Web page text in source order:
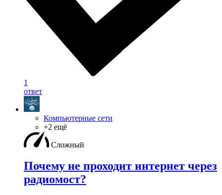
1
ответ
Компьютерные сети
+2 ещё
Сложный
Почему не проходит интернет через
радиомост?